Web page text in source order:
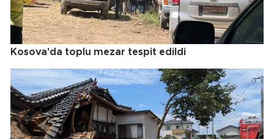
Kosova'da toplu mezar tespit edildi